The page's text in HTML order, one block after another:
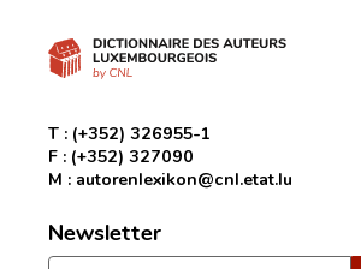
T : (+352) 326955-1
F : (+352) 327090
M : autorenlexikon@cnl.etat.lu
Newsletter